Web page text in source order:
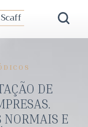
DE
NORMAIS E